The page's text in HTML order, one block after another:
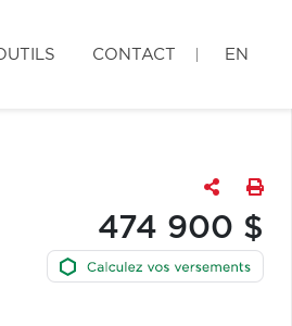
CONTACT EN
474 900 $